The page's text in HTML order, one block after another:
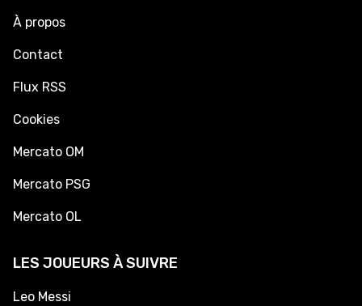
À propos
Contact
Flux RSS
Cookies
Mercato OM
Mercato PSG
Mercato OL
LES JOUEURS À SUIVRE
Leo Messi